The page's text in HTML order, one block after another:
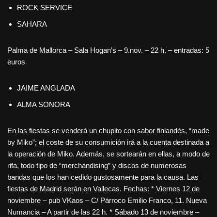
ROCK SERVICE
SAHARA
Palma de Mallorca – Sala Hogan’s – 9.nov. – 22 h. – entradas: 5
euros
JAIME ANGLADA
ALMA SONORA
En las fiestas se venderá un chupito con sabor finlandés, “made
by Miko”; el coste de su consumición irá a la cuenta destinada a
la operación de Miko. Además, se sortearán en ellas, a modo de
rifa, todo tipo de “merchandising” y discos de numerosas
bandas que los han cedido gustosamente para la causa. Las
fiestas de Madrid serán en Vallecas. Fechas: * Viernes 12 de
noviembre – pub VKaos – C/ Párroco Emilio Franco, 11. Nueva
Numancia – A partir de las 22 h. * Sábado 13 de noviembre –